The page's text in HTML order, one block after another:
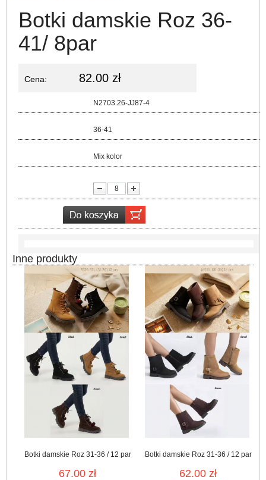
Botki damskie Roz 36-
41/ 8par
Cena: 82.00 zł
N2703.26-JJ87-4
36-41
Mix kolor
Inne produkty
Botki damskie Roz 31-36 / 12 par
67.00 zł
Botki damskie Roz 31-36 / 12 par
62.00 zł